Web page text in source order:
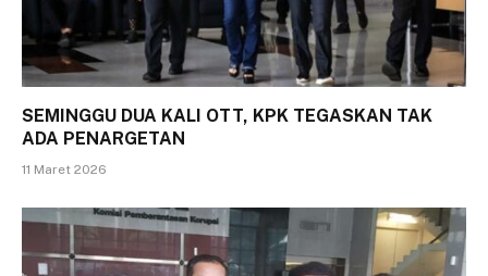
SEMINGGU DUA KALI OTT, KPK TEGASKAN TAK
ADA PENARGETAN
11 Maret 2026